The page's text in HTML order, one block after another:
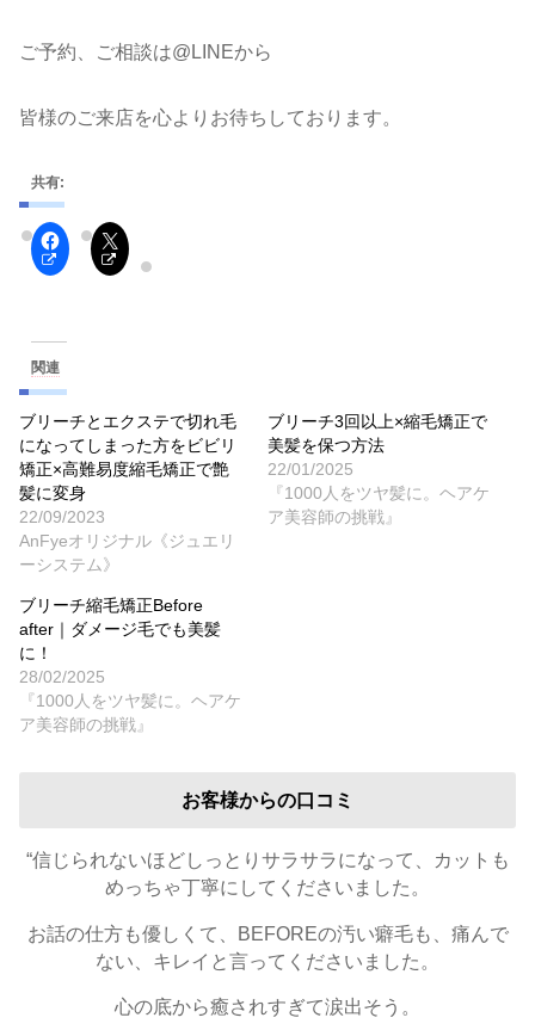
ご予約、ご相談は@LINEから
皆様のご来店を心よりお待ちしております。
共有:
関連
ブリーチとエクステで切れ毛
になってしまった方をビビリ
矯正×高難易度縮毛矯正で艶
髪に変身
22/09/2023
AnFyeオリジナル《ジュエリ
ーシステム》
ブリーチ3回以上×縮毛矯正で
美髪を保つ方法
22/01/2025
『1000人をツヤ髪に。ヘアケ
ア美容師の挑戦』
ブリーチ縮毛矯正Before
after｜ダメージ毛でも美髪
に！
28/02/2025
『1000人をツヤ髪に。ヘアケ
ア美容師の挑戦』
お客様からの口コミ
“信じられないほどしっとりサラサラになって、カットも
めっちゃ丁寧にしてくださいました。
お話の仕方も優しくて、BEFOREの汚い癖毛も、痛んで
ない、キレイと言ってくださいました。
心の底から癒されすぎて涙出そう。